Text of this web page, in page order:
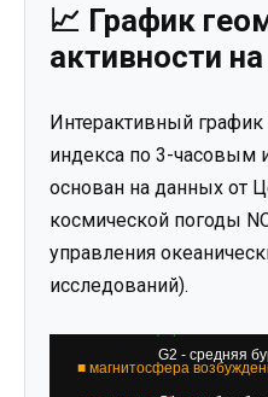
📈 График
активности
Интерактивный
индекса по 3-часовым
основан на данных от
космической погоды
управления
исследований).